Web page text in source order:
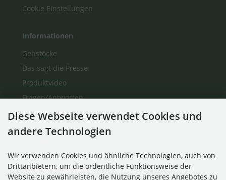
Cookie Einstellungen
Informationen
Gehstöcke
Das sagt die Presse
Produktvideo
Fragen/Antworten
Auf einen Blick
Über Uns
Zahlungsmethoden
Diese Webseite verwendet Cookies und
andere Technologien
Wir verwenden Cookies und ähnliche Technologien, auch von
Drittanbietern, um die ordentliche Funktionsweise der
Website zu gewährleisten, die Nutzung unseres Angebotes zu